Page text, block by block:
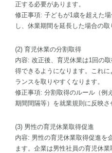
正する必要があります。
修正事項: 子どもが1歳を超えた
し、休業期間を延長した場合の取
(2) 育児休業の分割取得
内容: 改正後、育児休業は1回の
得できるようになります。これ
ランスを取りやすくなります。
修正事項: 分割取得のルール（例
期間間隔等）を就業規則に反映さ
(3) 男性の育児休業取得促進
内容: 男性の育児休業取得促進を
ます。企業は男性社員の育児休